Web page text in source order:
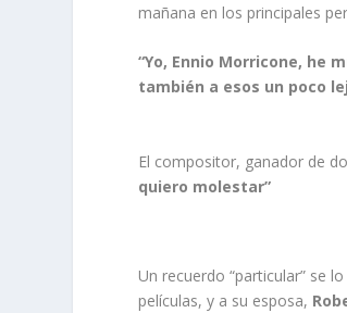
mañana en los principales
“Yo, Ennio Morricone, he
también a esos un poco
El compositor, ganador de
quiero molestar”
Un recuerdo “particular” se
películas, y a su esposa,